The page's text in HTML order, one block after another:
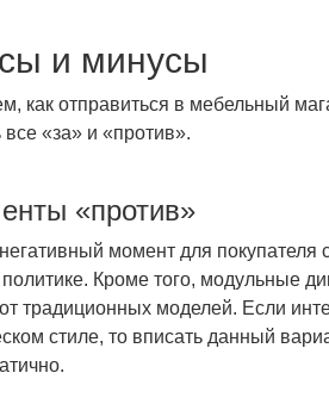
и минусы
как отправиться в мебельный
все «за» и «против».
«против»
момент для покупателя
Кроме того, модульные
традиционных моделей. Если
стиле, то вписать данный